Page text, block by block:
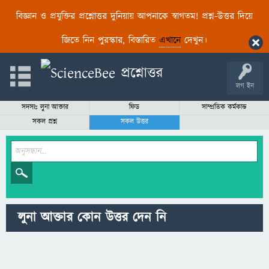
বিজ্ঞান ও প্রযুক্তির প্রশ্নোত্তর দুনিয়ায় আপনাকে স্বাগতম! প্রশ্ন-উত্তর দিয়ে
জিতে নিন পুরস্কার, বিস্তারিত এখানেদেখুন।
লগ ইন
সদস্যঃ লুনা আক্তার ফিড
সাম্প্রতিক কর্মকান্ড
সকল প্রশ্ন
সকল উত্তর
লুনা আক্তার কোন উত্তর দেন নি